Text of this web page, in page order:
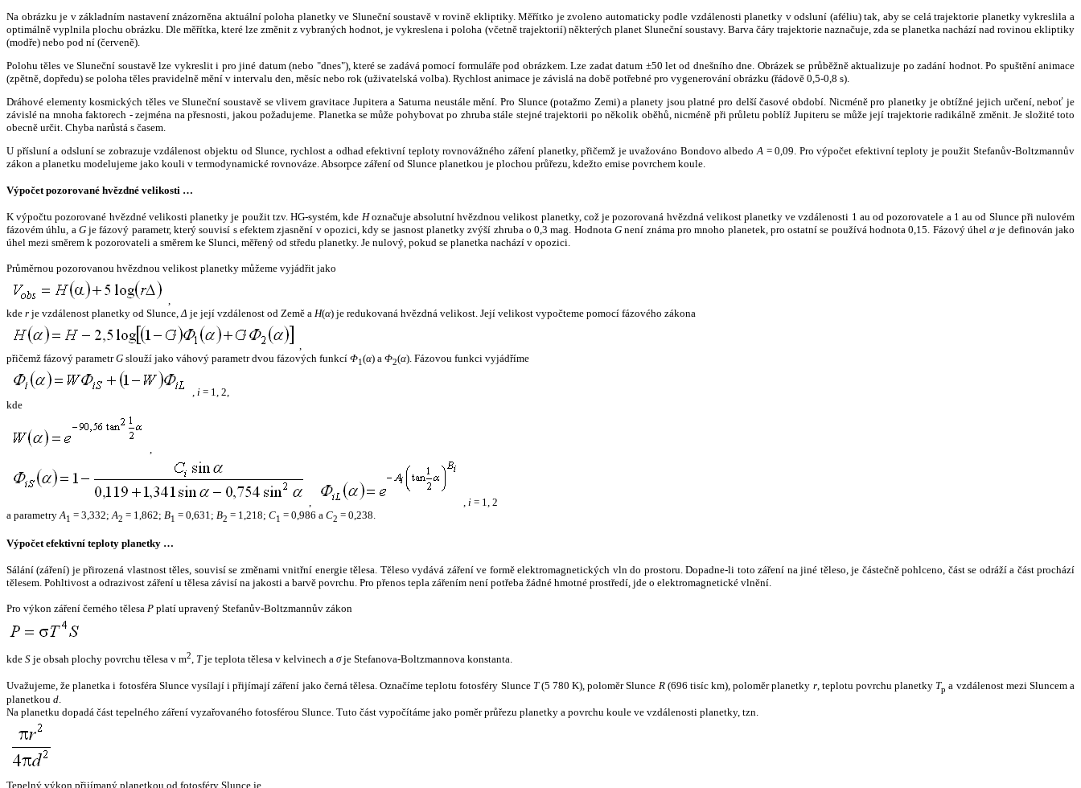
Na obrázku je v základním nastavení znázorněna aktuální poloha planetky ve Sluneční soustavě v rovině ekliptiky. Měřítko je zvoleno automaticky podle vzdálenosti planetky v odsluní (aféliu) tak, aby se celá trajektorie planetky vykreslila a
optimálně vyplnila plochu obrázku. Dle měřítka, které lze změnit z vybraných hodnot, je vykreslena i poloha (včetně trajektorií) některých planet Sluneční soustavy. Barva čáry trajektorie naznačuje, zda se planetka nachází nad rovinou ekliptiky
(modře) nebo pod ní (červeně).
Polohu těles ve Sluneční soustavě lze vykreslit i pro jiné datum (nebo "dnes"), které se zadává pomocí formuláře pod obrázkem. Lze zadat datum ±50 let od dnešního dne. Obrázek se průběžně aktualizuje po zadání hodnot. Po spuštění animace
(zpětně, dopředu) se poloha těles pravidelně mění v intervalu den, měsíc nebo rok (uživatelská volba). Rychlost animace je závislá na době potřebné pro vygenerování obrázku (řádově 0,5-0,8 s).
Dráhové elementy kosmických těles ve Sluneční soustavě se vlivem gravitace Jupitera a Saturna neustále mění. Pro Slunce (potažmo Zemi) a planety jsou platné pro delší časové období. Nicméně pro planetky je obtížné jejich určení, neboť je
závislé na mnoha faktorech - zejména na přesnosti, jakou požadujeme. Planetka se může pohybovat po zhruba stále stejné trajektorii po několik oběhů, nicméně při průletu poblíž Jupiteru se může její trajektorie radikálně změnit. Je složité toto
obecně určit. Chyba narůstá s časem.
U přísluní a odsluní se zobrazuje vzdálenost objektu od Slunce, rychlost a odhad efektivní teploty rovnovážného záření planetky, přičemž je uvažováno Bondovo albedo A = 0,09. Pro výpočet efektivní teploty je použit Stefanův-Boltzmannův
zákon a planetku modelujeme jako kouli v termodynamické rovnováze. Absorpce záření od Slunce planetkou je plochou průřezu, kdežto emise povrchem koule.
Výpočet pozorované hvězdné velikosti …
K výpočtu pozorované hvězdné velikosti planetky je použit tzv. HG-systém, kde Hoznačuje absolutní hvězdnou velikost planetky, což je pozorovaná hvězdná velikost planetky ve vzdálenosti 1 au od pozorovatele a 1 au od Slunce při nulovém
fázovém úhlu, a Gje fázový parametr, který souvisí s efektem zjasnění v opozici, kdy se jasnost planetky zvýší zhruba o 0,3 mag. HodnotaG není známa pro mnoho planetek, pro ostatní se používá hodnota 0,15. Fázový úhelα je definován jako
úhel mezi směrem k pozorovateli a směrem ke Slunci, měřený od středu planetky. Je nulový, pokud se planetka nachází v opozici.
Průměrnou pozorovanou hvězdnou velikost planetky můžeme vyjádřit jako
,
kde r je vzdálenost planetky od Slunce,Δ je její vzdálenost od Země a H(α) je redukovaná hvězdná velikost. Její velikost vypočteme pomocí fázového zákona
,
přičemž fázový parametrG slouží jako váhový parametr dvou fázových funkcí Φ1(α) a Φ2(α). Fázovou funkci vyjádříme
, i = 1, 2,
kde
,
, , i = 1, 2
a parametryA1 = 3,332;A2 = 1,862; B1 = 0,631; B2 = 1,218; C1 = 0,986 a C2 = 0,238.
Výpočet efektivní teploty planetky …
Sálání (záření) je přirozená vlastnost těles, souvisí se změnami vnitřní energie tělesa. Těleso vydává záření ve formě elektromagnetických vln do prostoru. Dopadne-li toto záření na jiné těleso, je částečně pohlceno, část se odráží a část prochází
tělesem. Pohltivost a odrazivost záření u tělesa závisí na jakosti a barvě povrchu. Pro přenos tepla zářením není potřeba žádné hmotné prostředí, jde o elektromagnetické vlnění.
Pro výkon záření černého tělesa P platí upravený Stefanův-Boltzmannův zákon
kde S je obsah plochy povrchu tělesa v m2, Tje teplota tělesa v kelvinech a σje Stefanova-Boltzmannova konstanta.
Uvažujeme, že planetka i fotosféra Slunce vysílají i přijímají záření jako černá tělesa. Označíme teplotu fotosféry Slunce T(5 780 K), poloměr Slunce R(696 tisíc km), poloměr planetky r, teplotu povrchu planetky Tp a vzdálenost mezi Sluncem a
planetkou d.
Na planetku dopadá část tepelného záření vyzařovaného fotosférou Slunce. Tuto část vypočítáme jako poměr průřezu planetky a povrchu koule ve vzdálenosti planetky, tzn.
Tepelný výkon přijímaný planetkou od fotosféry Slunce je